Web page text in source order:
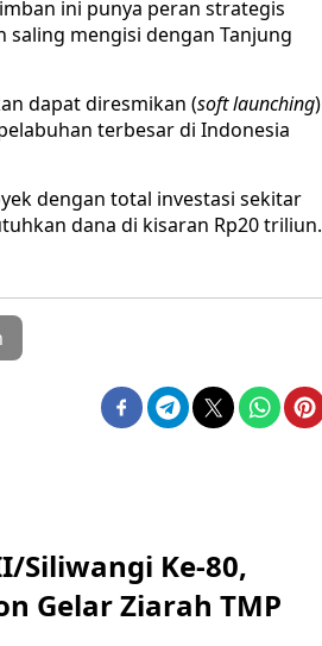
ini punya peran strategis
mengisi dengan Tanjung
dapat diresmikan (soft launching)
terbesar di Indonesia
dengan total investasi sekitar
dana di kisaran Rp20 triliun.
Siliwangi Ke-80,
Gelar Ziarah TMP